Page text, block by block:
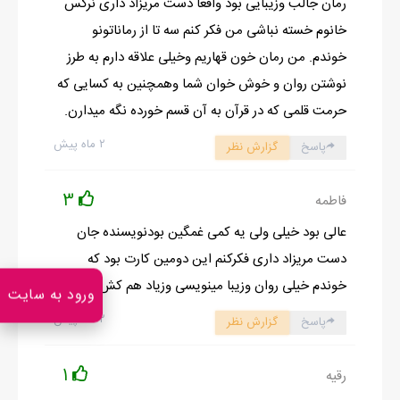
کامپیوتر نشست. بقیه هم آرام با هم پچ پچ می-کردند. ناشناس نبودند
امّا آشنایی زیادی هم با این گروه جدید نداشتم.
خانم محمودی لیوان چای رو پر از چای کرد و روی میز گذاشت. هنوز
بدنم از خواب دیشب درد می کرد. نگاهی به ساعت انداختم. چند
ـ کد نود و نه اورژانس
هم زمان صدای زنگ تلفن ایستگاه بلند شد.
خانم محمودی گوشی را برداشت. مکالمه اش را می شنیدم.
ـ بله، بله دکتر! نه خیر خانم صابری نیستن، جایگزین ایشون هستن.
خانم یکتا، بله حتماً آقای دکتر الآن می-فرستمشون پائین.
تماس که قطع شد خانم محمودی روبه رویم ایستاد و نیم نگاهی به
لیوان چایم که هنوز به نیمه نرسیده بود انداخت.
ـ خانم یکتا باید برین اورژانس.
خانوم خسته نباشی من فکر کنم سه تا از رماناتونو
خوندم. من رمان خون قهاریم وخیلی علاقه دارم به طرز
نوشتن روان و خوش خوان شما وهمچنین به کسایی که
حرمت قلمی که در قرآن به آن قسم خورده نگه میدارن.
۲ ماه پیش پاسخ گزارش نظر
فاطمه 3
عالی بود خیلی ولی یه کمی غمگین بودنویسنده جان
دست مریزاد داری فکرکنم این دومین کارت بود که
خوندم خیلی روان وزیبا مینویسی وزیاد هم کش نمیدی
۲ ماه پیش پاسخ گزارش نظر
رقیه 1
ورود به سایت